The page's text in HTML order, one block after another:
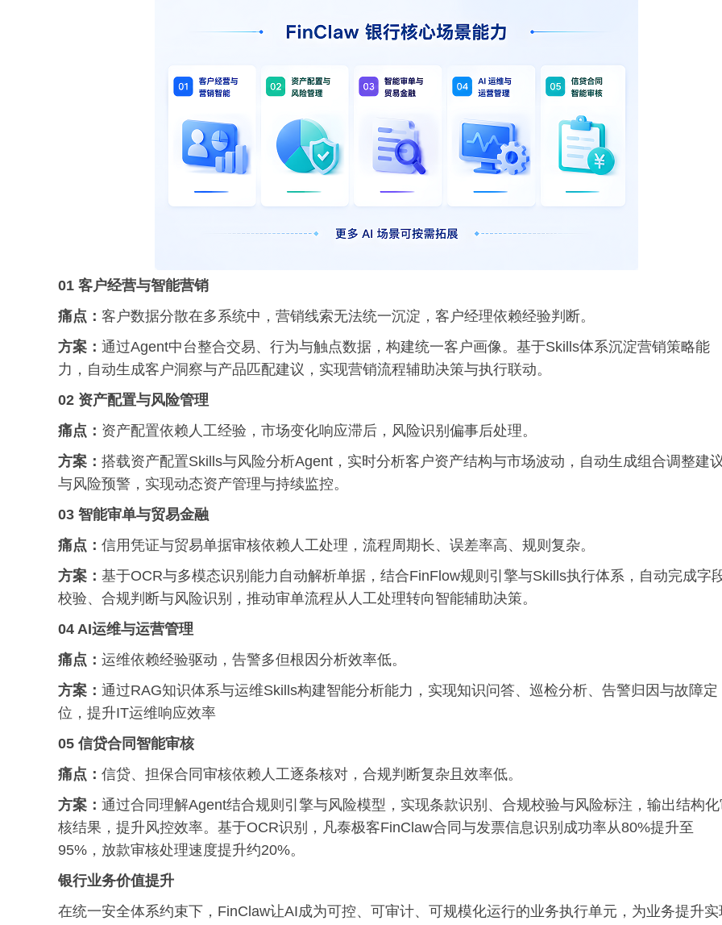
01 客户经营与智能营销
痛点： 客户数据分散在多系统中，营销线索无法统一沉淀，客户经理依赖经验判断。
方案： 通过Agent中台整合交易、行为与触点数据，构建统一客户画像。基于Skills体系沉淀营销策略能
力，自动生成客户洞察与产品匹配建议，实现营销流程辅助决策与执行联动。
02 资产配置与风险管理
痛点： 资产配置依赖人工经验，市场变化响应滞后，风险识别偏事后处理。
方案： 搭载资产配置Skills与风险分析Agent，实时分析客户资产结构与市场波动，自动生成组合调整建
与风险预警，实现动态资产管理与持续监控。
03 智能审单与贸易金融
痛点： 信用凭证与贸易单据审核依赖人工处理，流程周期长、误差率高、规则复杂。
方案： 基于OCR与多模态识别能力自动解析单据，结合FinFlow规则引擎与Skills执行体系，自动完成字
校验、合规判断与风险识别，推动审单流程从人工处理转向智能辅助决策。
04 AI运维与运营管理
痛点： 运维依赖经验驱动，告警多但根因分析效率低。
方案： 通过RAG知识体系与运维Skills构建智能分析能力，实现知识问答、巡检分析、告警归因与故障定
位，提升IT运维响应效率
05 信贷合同智能审核
痛点： 信贷、担保合同审核依赖人工逐条核对，合规判断复杂且效率低。
方案： 通过合同理解Agent结合规则引擎与风险模型，实现条款识别、合规校验与风险标注，输出结构
核结果，提升风控效率。基于OCR识别，凡泰极客FinClaw合同与发票信息识别成功率从80%提升至
95%，放款审核处理速度提升约20%。
银行业务价值提升
在统一安全体系约束下，FinClaw让AI成为可控、可审计、可规模化运行的业务执行单元，为业务提升实